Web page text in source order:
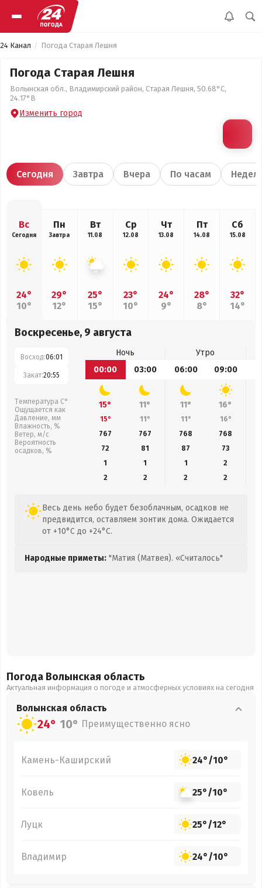
24 Канал Погода Старая Лешня
Погода Старая Лешня
Волынская обл., Владимирский район, Старая Лешня, 50.68°С,
24.17°В
Изменить город
Сегодня Завтра Вчера По часам
Вс
Сегодня
24°
10°
Пн
Завтра
29°
12°
Вт
11.08
25°
15°
Ср
12.08
23°
10°
Чт
13.08
24°
9°
Пт
14.08
28°
8°
Сб
15.08
32°
14°
Воскресенье, 9 августа
Восход:06:01
Закат:20:55
Температура С°
Ощущается как
Давление, мм
Влажность, %
Ветер, м/с
Вероятность
осадков, %
Ночь
Утро
00:00
03:00 06:00 09:00
15° 11° 11° 16°
15° 11° 11° 16°
767
767 768 768
72
81 87 73
1
1 1
2
2
2 2 2
Весь день небо будет безоблачным, осадков не
предвидится, оставляем зонтик дома. Ожидается
от +10°C до +24°C.
Народные приметы: "Матия (Матвея). «Считалось"
Погода Волынская область
Актуальная информация о погоде и атмосферных условиях на сегодня
Волынская область
24° 10° Преимущественно ясно
Камень-Каширский 24°/10°
Ковель 25°/10°
Луцк 25°/12°
Владимир 24°/10°